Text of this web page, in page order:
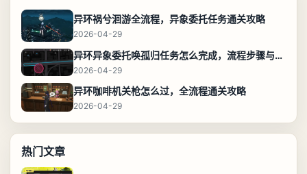
异环祸兮洄游全流程，异象委托任务通关攻略
2026-04-29
异环异象委托唤孤归任务怎么完成，流程步骤与位置攻略
2026-04-29
异环咖啡机关枪怎么过，全流程通关攻略
2026-04-29
热门文章